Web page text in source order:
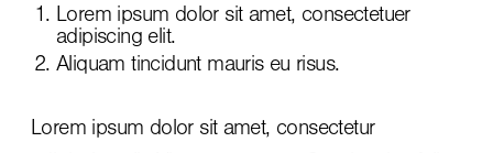
Lorem ipsum dolor sit amet, consectetuer
adipiscing elit.
Aliquam tincidunt mauris eu risus.
Lorem ipsum dolor sit amet, consectetur